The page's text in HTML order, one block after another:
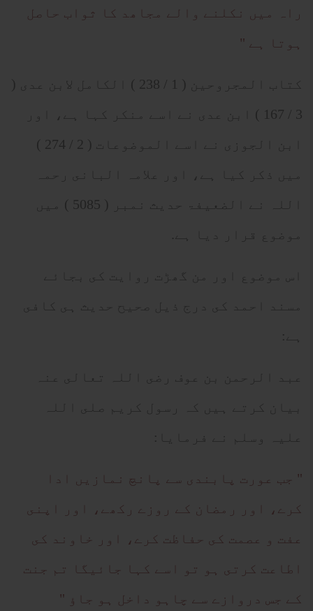
راہ ميں نكلنے والے مجاھد كا ثواب حاصل
ہوتا ہے "
كتاب المجروحين ( 1 / 238 ) الكامل لابن عدى (
3 / 167 ) ابن عدى نے اسے منكر كہا ہے، اور
ابن الجوزى نے اسے الموضوعات ( 2 / 274 )
ميں ذكر كيا ہے، اور علامہ البانى رحمہ
اللہ نے الضعيفۃ حديث نمبر ( 5085 ) ميں
موضوع قرار ديا ہے.
اس موضوع اور من گھڑت روايت كى بجائے
مسند احمد كى درج ذيل صحيح حديث ہى كافى
ہے:
عبد الرحمن بن عوف رضى اللہ تعالى عنہ
بيان كرتے ہيں كہ رسول كريم صلى اللہ
عليہ وسلم نے فرمايا:
" جب عورت پابندى سے پانچ نمازيں ادا
كرے، اور رمضان كے روزے ركھے، اور اپنى
عفت و عصمت كى حفاظت كرے، اور خاوند كى
اطاعت كرتى ہو تو اسے كہا جائيگا تم جنت
كے جس دروازے سے چاہو داخل ہو جاؤ "